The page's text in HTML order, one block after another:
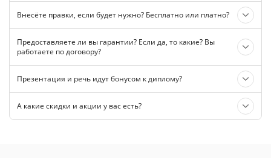
Внесёте правки, если будет нужно? Бесплатно или платно?
Предоставляете ли вы гарантии? Если да, то какие? Вы
работаете по договору?
Презентация и речь идут бонусом к диплому?
А какие скидки и акции у вас есть?